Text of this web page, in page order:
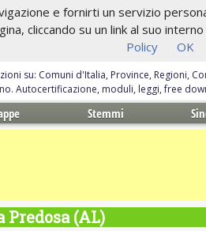
e fornirti un servizio
cliccando su un link al suo
Policy
OK
su: Comuni d'Italia, Province, Regioni,
Autocertificazione, moduli, leggi, free
Stemmi
Predosa (AL)